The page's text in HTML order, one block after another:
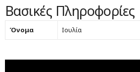
Βασικές Πληροφορίες
Όνομα Ιουλία